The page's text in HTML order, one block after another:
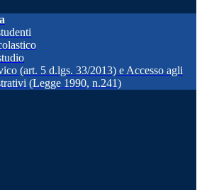
(art. 5 d.lgs. 33/2013) e Accesso agli
(Legge 1990, n.241)